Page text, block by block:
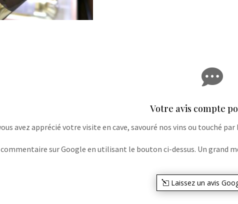

Votre avis compte
avez apprécié votre visite en cave, savouré nos vins ou touché
sur Google en utilisant le bouton ci-dessus. Un grand
Laissez un avis